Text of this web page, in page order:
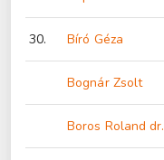
30. Bíró Géza
Bognár Zsolt
Boros Roland dr.